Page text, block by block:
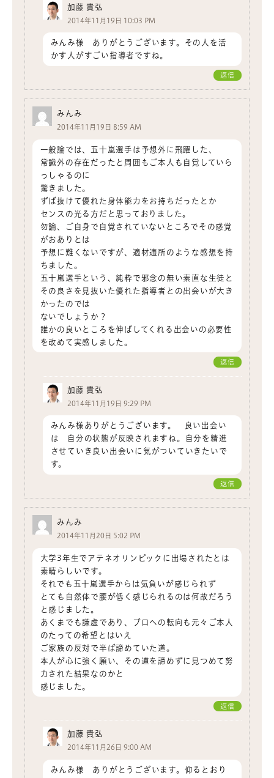
加藤 貴弘
2014年11月19日 10:03 PM
みんみ様 ありがとうございます。その人を活
かす人がすごい指導者ですね。
返信
みんみ
2014年11月19日 8:59 AM
一般論では、五十嵐選手は予想外に飛躍した、
常識外の存在だったと周囲もご本人も自覚していら
っしゃるのに
驚きました。
ずば抜けて優れた身体能力をお持ちだったとか
センスの光る方だと思っておりました。
勿論、ご自身で自覚されていないところでその感覚
がおありとは
予想に難くないですが、適材適所のような感想を持
ちました。
五十嵐選手という、純粋で邪念の無い素直な生徒と
その良さを見抜いた優れた指導者との出会いが大き
かったのでは
ないでしょうか？
誰かの良いところを伸ばしてくれる出会いの必要性
を改めて実感しました。
返信
加藤 貴弘
2014年11月19日 9:29 PM
みんみ様ありがとうございます。 良い出会い
は 自分の状態が反映されますね。自分を精進
させていき良い出会いに気がついていきたいで
す。
返信
みんみ
2014年11月20日 5:02 PM
大学3年生でアテネオリンピックに出場されたとは
素晴らしいです。
それでも五十嵐選手からは気負いが感じられず
とても自然体で腰が低く感じられるのは何故だろう
と感じました。
あくまでも謙虚であり、プロへの転向も元々ご本人
のたっての希望とはいえ
ご家族の反対で半ば諦めていた道。
本人が心に強く願い、その道を諦めずに見つめて努
力された結果なのかと
感じました。
返信
加藤 貴弘
2014年11月26日 9:00 AM
みんみ様 ありがとうございます。仰るとおり